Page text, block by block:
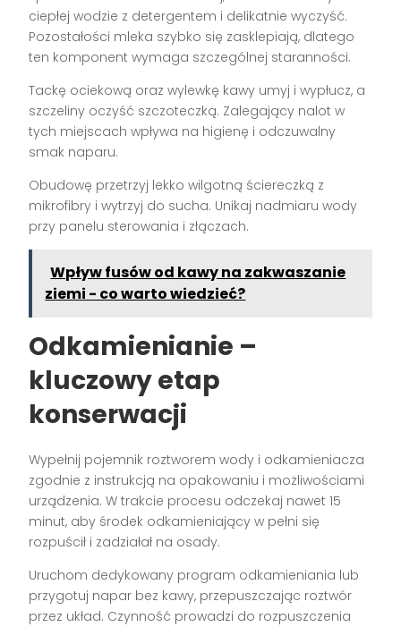
ciepłej wodzie z detergentem i delikatnie wyczyść.
Pozostałości mleka szybko się zasklepiają, dlatego
ten komponent wymaga szczególnej staranności.
Tackę ociekową oraz wylewkę kawy umyj i wypłucz, a
szczeliny oczyść szczoteczką. Zalegający nalot w
tych miejscach wpływa na higienę i odczuwalny
smak naparu.
Obudowę przetrzyj lekko wilgotną ściereczką z
mikrofibry i wytrzyj do sucha. Unikaj nadmiaru wody
przy panelu sterowania i złączach.
Wpływ fusów od kawy na zakwaszanie
ziemi - co warto wiedzieć?
Odkamienianie –
kluczowy etap
konserwacji
Wypełnij pojemnik roztworem wody i odkamieniacza
zgodnie z instrukcją na opakowaniu i możliwościami
urządzenia. W trakcie procesu odczekaj nawet 15
minut, aby środek odkamieniający w pełni się
rozpuścił i zadziałał na osady.
Uruchom dedykowany program odkamieniania lub
przygotuj napar bez kawy, przepuszczając roztwór
przez układ. Czynność prowadzi do rozpuszczenia